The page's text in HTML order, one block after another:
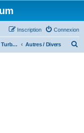
Connexion
Inscription
Réacteurs et Turbo-Propulseurs Autres / Divers